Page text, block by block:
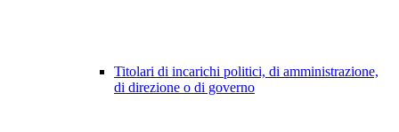
Titolari di incarichi politici, di amministrazione,
di direzione o di governo